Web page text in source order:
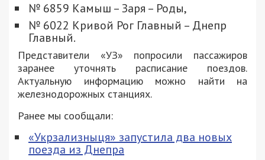
№ 6859 Камыш – Заря – Роды,
№ 6022 Кривой Рог Главный – Днепр
Главный.
Представители «УЗ» попросили пассажиров
заранее уточнять расписание поездов.
Актуальную информацию можно найти на
железнодорожных станциях.
Ранее мы сообщали:
«Укрзализныця» запустила два новых
поезда из Днепра